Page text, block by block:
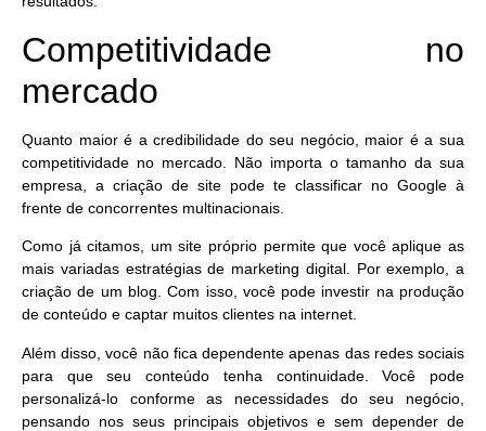
Competitividade no
mercado
Quanto maior é a credibilidade do seu negócio, maior é a sua
competitividade no mercado. Não importa o tamanho da sua
empresa, a criação de site pode te classificar no Google à
frente de concorrentes multinacionais.
Como já citamos, um site próprio permite que você aplique as
mais variadas estratégias de marketing digital. Por exemplo, a
criação de um blog. Com isso, você pode investir na produção
de conteúdo e captar muitos clientes na internet.
Além disso, você não fica dependente apenas das redes sociais
para que seu conteúdo tenha continuidade. Você pode
personalizá-lo conforme as necessidades do seu negócio
pensando nos seus principais objetivos e sem depender de